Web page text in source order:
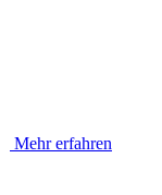
Mehr erfahren